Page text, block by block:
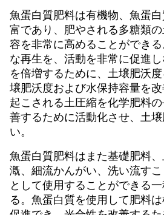
魚蛋白質肥料は有機物、魚蛋
富であり、肥やされる多糖類
容を非常に高めることができ
な再生を、活動を非常に促進
を倍増するために、土壌肥沃
壌肥沃度および水保持容量を
起こされる土圧縮を化学肥料
善するために活動化させ、土
い。
魚蛋白質肥料はまた基礎肥料
漑、細流かんがい、洗い流す
として使用することができる
る。魚蛋白質を使用して肥料